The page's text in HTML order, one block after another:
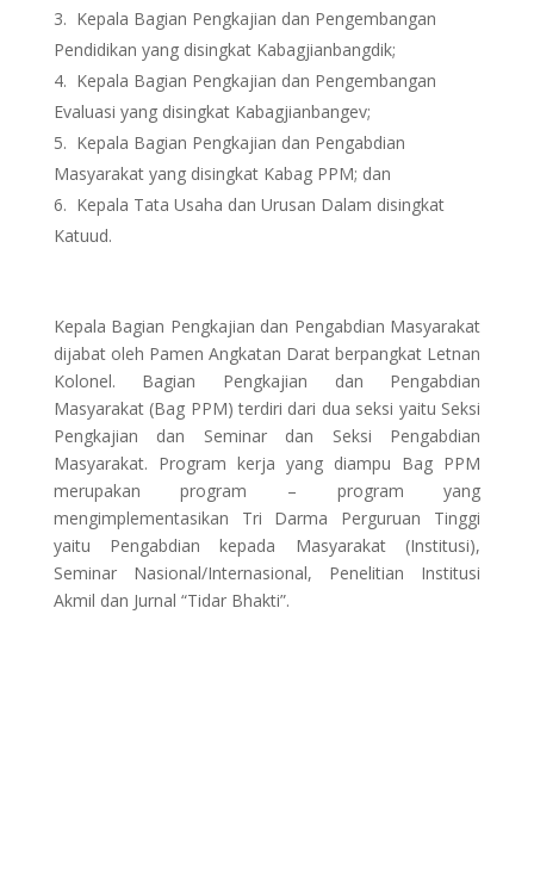
Kepala Bagian Pengkajian dan Pengembangan
Pendidikan yang disingkat Kabagjianbangdik;
Kepala Bagian Pengkajian dan Pengembangan
Evaluasi yang disingkat Kabagjianbangev;
Kepala Bagian Pengkajian dan Pengabdian
Masyarakat yang disingkat Kabag PPM; dan
Kepala Tata Usaha dan Urusan Dalam disingkat
Katuud.
Kepala Bagian Pengkajian dan Pengabdian Masyarakat
dijabat oleh Pamen Angkatan Darat berpangkat Letnan
Kolonel. Bagian Pengkajian dan Pengabdian
Masyarakat (Bag PPM) terdiri dari dua seksi yaitu Seksi
Pengkajian dan Seminar dan Seksi Pengabdian
Masyarakat. Program kerja yang diampu Bag PPM
merupakan program – program yang
mengimplementasikan Tri Darma Perguruan Tinggi
yaitu Pengabdian kepada Masyarakat (Institusi),
Seminar Nasional/Internasional, Penelitian Institusi
Akmil dan Jurnal “Tidar Bhakti”.